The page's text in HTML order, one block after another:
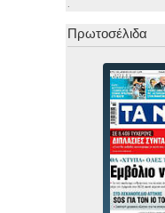
Πρωτοσέλιδα